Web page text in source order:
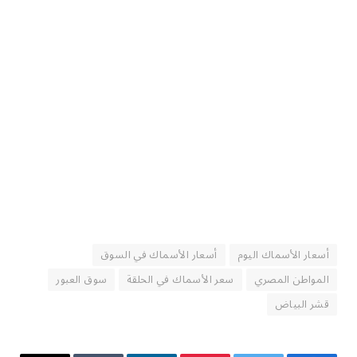
أسعار الأسماك اليوم
أسعار الأسماك في السوق
المواطن المصري
سعر الأسماك في الحلقة
سوق العبور
قشر البياض